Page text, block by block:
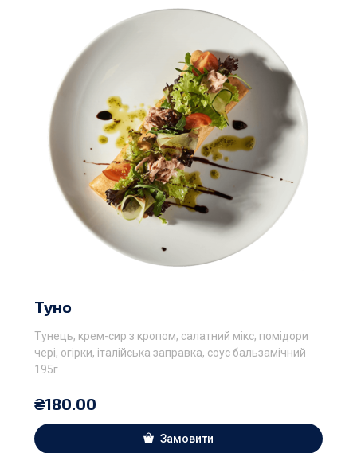
Туно
Тунець, крем-сир з кропом, салатний мікс, помідори
чері, огірки, італійська заправка, соус бальзамічний
195г
₴180.00
Замовити